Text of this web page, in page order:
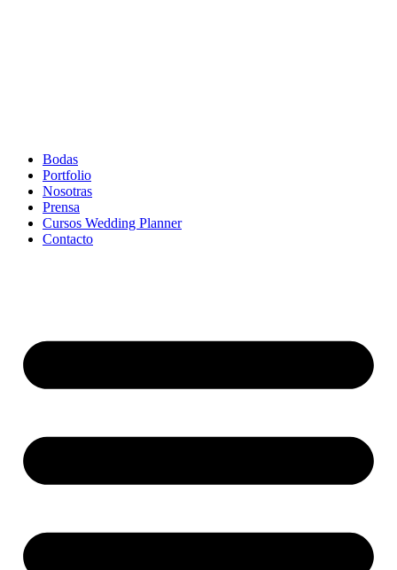
Bodas
Portfolio
Nosotras
Prensa
Cursos Wedding Planner
Contacto